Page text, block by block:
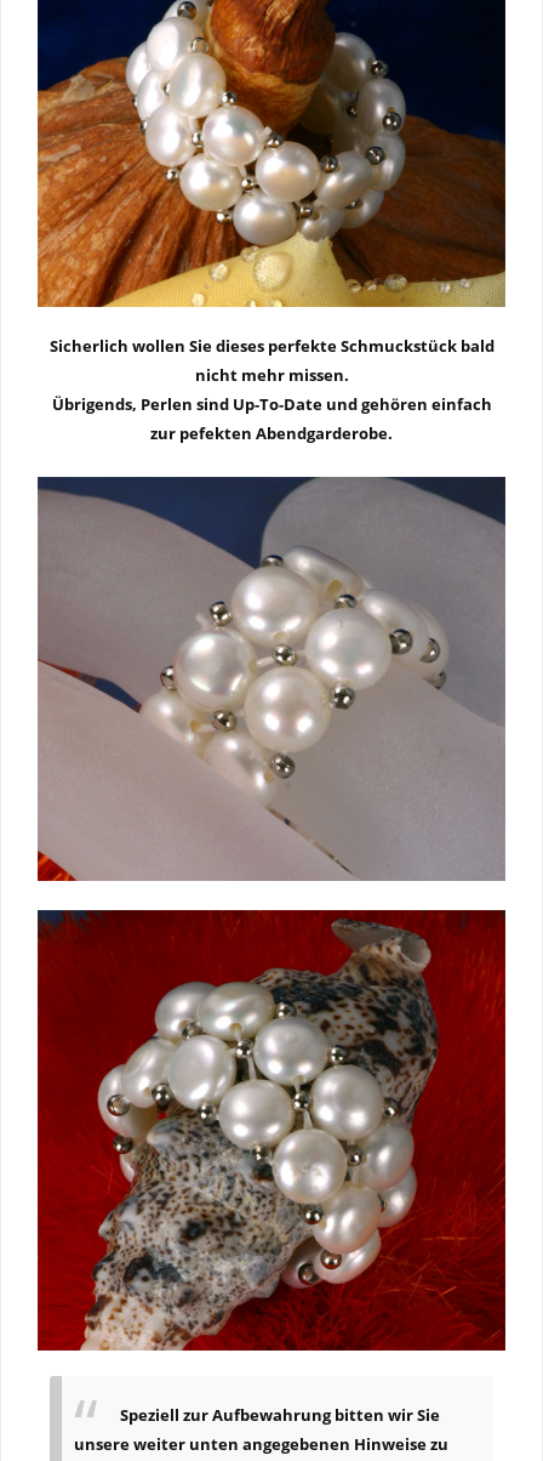
Sicherlich wollen Sie dieses perfekte Schmuckstück bald
nicht mehr missen.
Übrigends, Perlen sind Up-To-Date und gehören einfach
zur pefekten Abendgarderobe.
Speziell zur Aufbewahrung bitten wir Sie
unsere weiter unten angegebenen Hinweise zu